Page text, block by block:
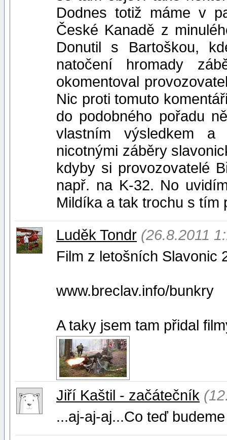
Dodnes totiž máme v
České Kanadě z
Donutil s Bartoškou,
natočení hromady
okomentoval
Nic proti tomuto
do podobného pořadu
vlastním výsledkem
nicotnými záběry
kdyby si provozovatelé
např. na K-32. No
Mildíka a tak trochu s tím
Luděk Tondr (26.8.2011
Film z letošních Slavonic
www.breclav.info/bunkry
A taky jsem tam přidal
Jiří Kaštil - začátečník
...aj-aj-aj...Co teď